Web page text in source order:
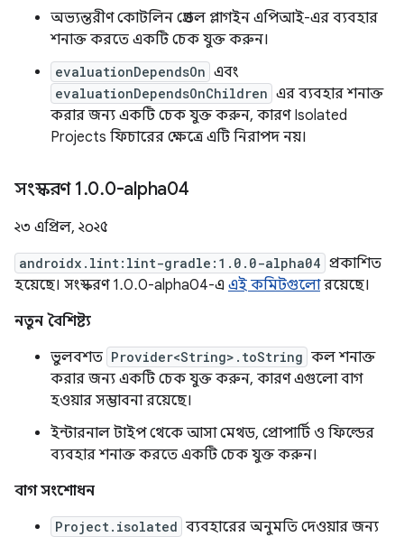
অভ্যন্তরীণ কোটলিন গ্রেডল প্লাগইন এপিআই-এর ব্যবহার
শনাক্ত করতে একটি চেক যুক্ত করুন।
evaluationDependsOn এবং
evaluationDependsOnChildren এর ব্যবহার শনাক্ত
করার জন্য একটি চেক যুক্ত করুন, কারণ Isolated
Projects ফিচারের ক্ষেত্রে এটি নিরাপদ নয়।
সংস্করণ 1.0.0-alpha04
২৩ এপ্রিল, ২০২৫
androidx.lint:lint-gradle:1.0.0-alpha04 প্রকাশিত
হয়েছে। সংস্করণ 1.0.0-alpha04-এ এই কমিটগুলোরয়েছে।
নতুন বৈশিষ্ট্য
ভুলবশত Provider<String>.toString কল শনাক্ত
করার জন্য একটি চেক যুক্ত করুন, কারণ এগুলো বাগ
হওয়ার সম্ভাবনা রয়েছে।
ইন্টারনাল টাইপ থেকে আসা মেথড, প্রোপার্টি ও ফিল্ডের
ব্যবহার শনাক্ত করতে একটি চেক যুক্ত করুন।
বাগ সংশোধন
Project.isolated ব্যবহারের অনুমতি দেওয়ার জন্য